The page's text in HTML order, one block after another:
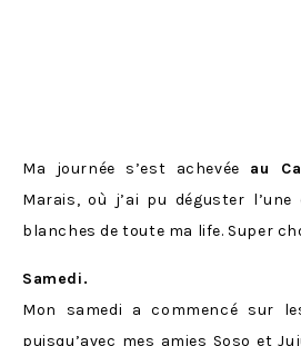
Ma journée s’est achevée au
Marais, où j’ai pu déguster l’une
blanches de toute ma life. Super
Samedi.
Mon samedi a commencé sur
puisqu’avec mes amies Soso et